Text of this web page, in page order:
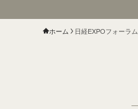
ホーム 日経EXPOフォーラム